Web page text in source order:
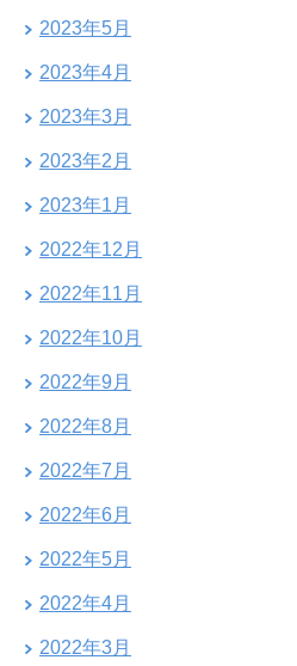
2023年5月
2023年4月
2023年3月
2023年2月
2023年1月
2022年12月
2022年11月
2022年10月
2022年9月
2022年8月
2022年7月
2022年6月
2022年5月
2022年4月
2022年3月